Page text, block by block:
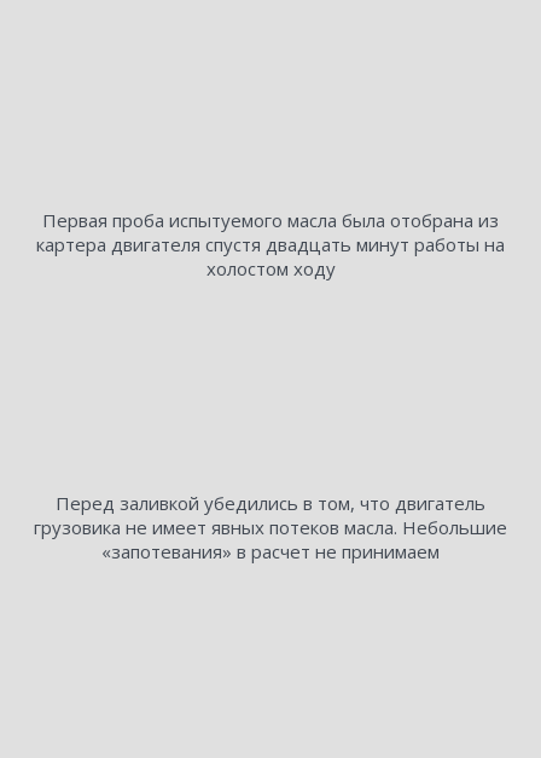
​Первая проба испытуемого масла была отобрана из
картера двигателя спустя двадцать минут работы на
холостом ходу
Перед заливкой убедились в том, что двигатель
грузовика не имеет явных потеков масла. Небольшие
«запотевания» в расчет не принимаем